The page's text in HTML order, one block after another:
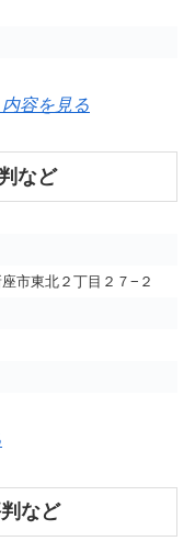
容を見る
など
市東北２丁目２７−２
など